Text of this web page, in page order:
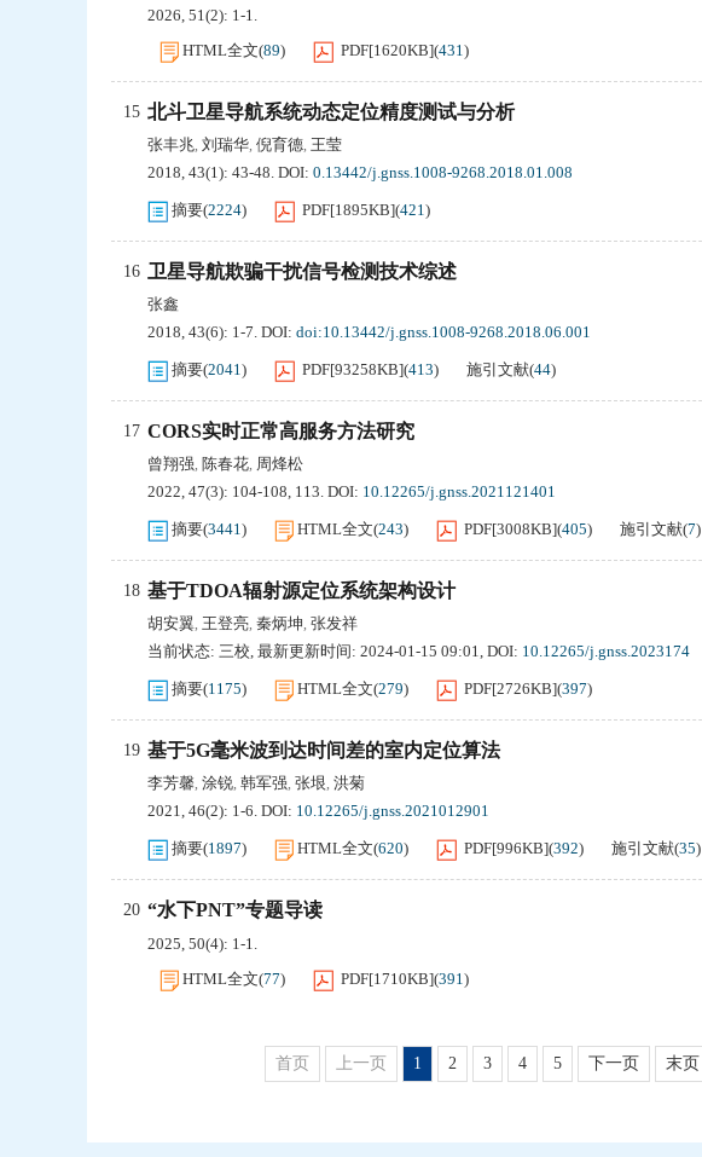
2026, 51(2): 1-1.
HTML全文(89) PDF[1620KB](431)
15 北斗卫星导航系统动态定位精度测试与分析
张丰兆, 刘瑞华, 倪育德, 王莹
2018, 43(1): 43-48. DOI: 0.13442/j.gnss.1008-9268.2018.01.008
摘要(2224) PDF[1895KB](421)
16 卫星导航欺骗干扰信号检测技术综述
张鑫
2018, 43(6): 1-7. DOI: doi:10.13442/j.gnss.1008-9268.2018.06.001
摘要(2041) PDF[93258KB](413) 施引文献(44)
17 CORS实时正常高服务方法研究
曾翔强, 陈春花, 周烽松
2022, 47(3): 104-108, 113. DOI: 10.12265/j.gnss.2021121401
摘要(3441) HTML全文(243) PDF[3008KB](405) 施引文献(7)
18 基于TDOA辐射源定位系统架构设计
胡安翼, 王登亮, 秦炳坤, 张发祥
当前状态: 三校, 最新更新时间: 2024-01-15 09:01, DOI: 10.12265/j.gnss.2023174
摘要(1175) HTML全文(279) PDF[2726KB](397)
19 基于5G毫米波到达时间差的室内定位算法
李芳馨, 涂锐, 韩军强, 张垠, 洪菊
2021, 46(2): 1-6. DOI: 10.12265/j.gnss.2021012901
摘要(1897) HTML全文(620) PDF[996KB](392) 施引文献(35)
20 “水下PNT”专题导读
2025, 50(4): 1-1.
HTML全文(77) PDF[1710KB](391)
首页 上一页 1 2 3 4 5 下一页 末页